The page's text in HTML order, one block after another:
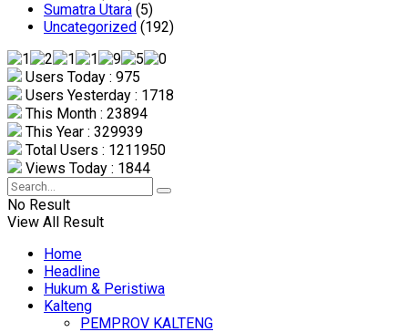
Sumatra Utara (5)
Uncategorized (192)
Users Today : 975
Users Yesterday : 1718
This Month : 23894
This Year : 329939
Total Users : 1211950
Views Today : 1844
No Result
View All Result
Home
Headline
Hukum & Peristiwa
Kalteng
PEMPROV KALTENG